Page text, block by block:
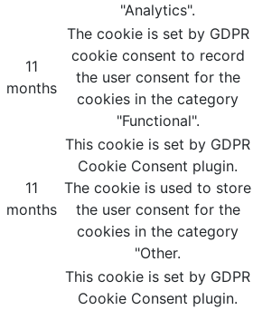
"Analytics".
11
months
The cookie is set by GDPR
cookie consent to record
the user consent for the
cookies in the category
"Functional".
11
months
This cookie is set by GDPR
Cookie Consent plugin.
The cookie is used to store
the user consent for the
cookies in the category
"Other.
This cookie is set by GDPR
Cookie Consent plugin.